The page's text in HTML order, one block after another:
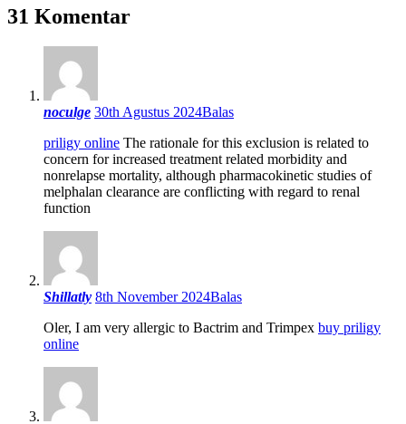
31 Komentar
noculge 30th Agustus 2024Balas
priligy online The rationale for this exclusion is related to
concern for increased treatment related morbidity and
nonrelapse mortality, although pharmacokinetic studies of
melphalan clearance are conflicting with regard to renal
function
Shillatly 8th November 2024Balas
Oler, I am very allergic to Bactrim and Trimpex buy priligy
online